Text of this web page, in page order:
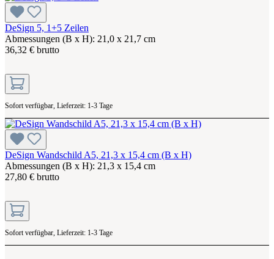
DeSign 5, 1+5 Zeilen
Abmessungen (B x H): 21,0 x 21,7 cm
36,32 € brutto
Sofort verfügbar, Lieferzeit: 1-3 Tage
DeSign Wandschild A5, 21,3 x 15,4 cm (B x H)
Abmessungen (B x H): 21,3 x 15,4 cm
27,80 € brutto
Sofort verfügbar, Lieferzeit: 1-3 Tage